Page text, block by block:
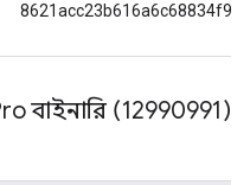
বাইনারি (12990991)